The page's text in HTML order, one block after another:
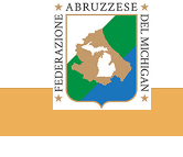
The Federazione
community of Italian